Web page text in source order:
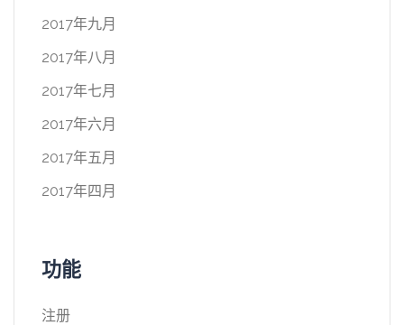
2017年九月
2017年八月
2017年七月
2017年六月
2017年五月
2017年四月
功能
注册